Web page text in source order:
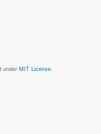
under MIT License.